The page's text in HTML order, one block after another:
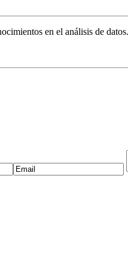
en el análisis de